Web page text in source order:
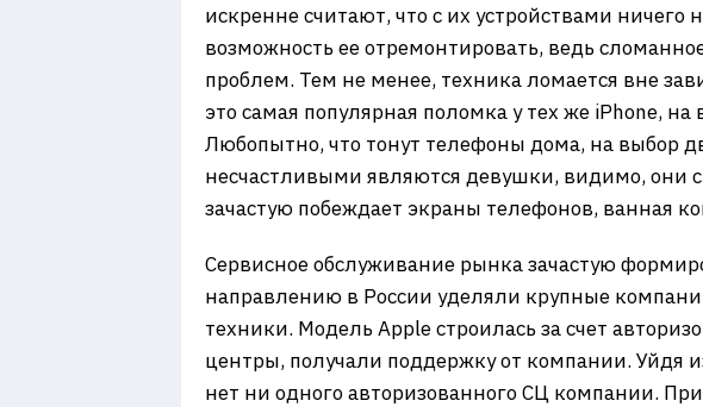
искренне считают, что с их устройствами
возможность ее отремонтировать, ведь
проблем. Тем не менее, техника ломается вне
это самая популярная поломка у тех же iPhone,
Любопытно, что тонут телефоны дома, на выбор
несчастливыми являются девушки, видимо, они
зачастую побеждает экраны телефонов, ванная
Сервисное обслуживание рынка зачастую
направлению в России уделяли крупные
техники. Модель Apple строилась за счет
центры, получали поддержку от компании. Уйдя
нет ни одного авторизованного СЦ компании.